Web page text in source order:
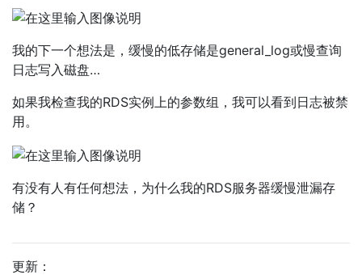
我的下一个想法是，缓慢的低存储是general_log或慢查询
日志写入磁盘…
如果我检查我的RDS实例上的参数组，我可以看到日志被禁
用。
有没有人有任何想法，为什么我的RDS服务器缓慢泄漏存
储？
更新：